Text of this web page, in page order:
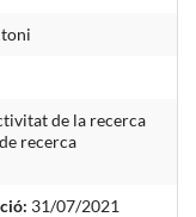
de la recerca
recerca
31/07/2021